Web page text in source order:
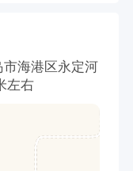
海港区永定河
左右